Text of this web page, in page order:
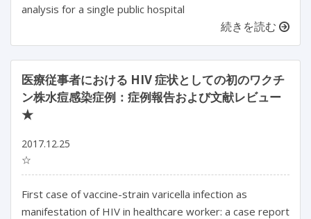
analysis for a single public hospital
続きを読む
医療従事者における HIV 症状としての初のワクチ
ン株水痘感染症例：症例報告および文献レビュー
★
2017.12.25
☆
First case of vaccine-strain varicella infection as
manifestation of HIV in healthcare worker: a case report